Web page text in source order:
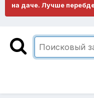
на даче. Лучше